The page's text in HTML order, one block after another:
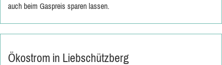
auch beim Gaspreis sparen lassen.
Ökostrom in Liebschützberg